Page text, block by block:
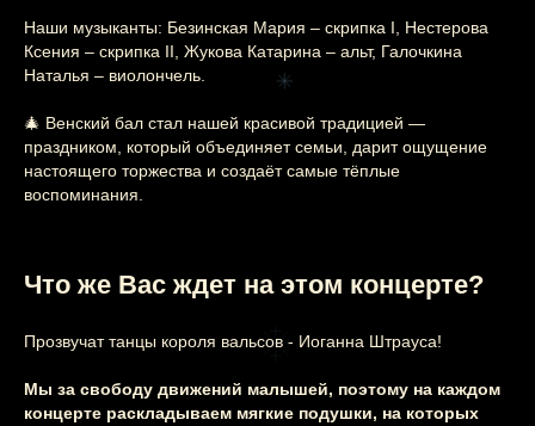
Наши музыканты: Безинская Мария – скрипка I, Нестерова
Ксения – скрипка II, Жукова Катарина – альт, Галочкина
Наталья – виолончель.
🎄 Венский бал стал нашей красивой традицией —
праздником, который объединяет семьи, дарит ощущение
настоящего торжества и создаёт самые тёплые
воспоминания.
Что же Вас ждет на этом концерте?
Прозвучат танцы короля вальсов - Иоганна Штрауса!
Мы за свободу движений малышей, поэтому на каждом
концерте раскладываем мягкие подушки, на которых
Этот и другие
концерты
заказатьна свой
праздник
Узнайте подробнее